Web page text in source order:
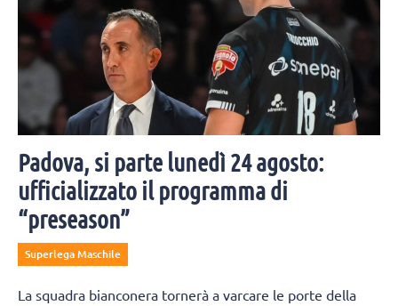
Padova, si parte lunedì 24 agosto:
ufficializzato il programma di
“preseason”
Superlega Maschile
La squadra bianconera tornerà a varcare le porte della